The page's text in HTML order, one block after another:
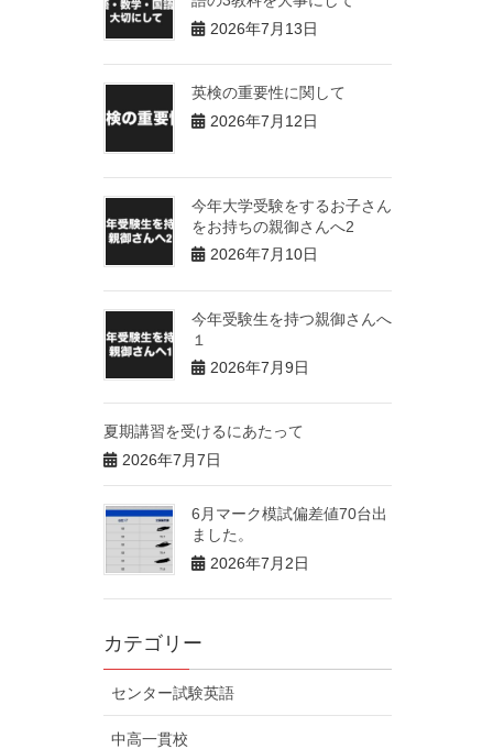
2026年7月13日
英検の重要性に関して
2026年7月12日
今年大学受験をするお子さん
をお持ちの親御さんへ2
2026年7月10日
今年受験生を持つ親御さんへ
１
2026年7月9日
夏期講習を受けるにあたって
2026年7月7日
6月マーク模試偏差値70台出
ました。
2026年7月2日
カテゴリー
センター試験英語
中高一貫校